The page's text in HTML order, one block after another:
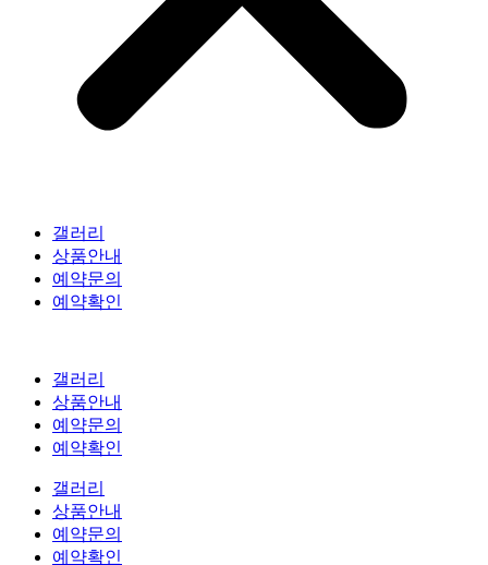
갤러리
상품안내
예약문의
예약확인
갤러리
상품안내
예약문의
예약확인
갤러리
상품안내
예약문의
예약확인